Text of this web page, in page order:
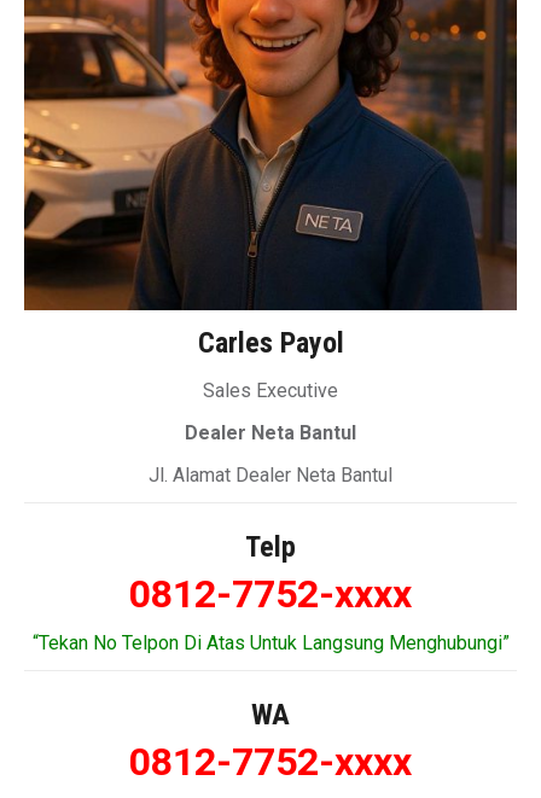
Carles Payol
Sales Executive
Dealer Neta Bantul
Jl. Alamat Dealer Neta Bantul
Telp
0812-7752-xxxx
“Tekan No Telpon Di Atas Untuk Langsung Menghubungi”
WA
0812-7752-xxxx